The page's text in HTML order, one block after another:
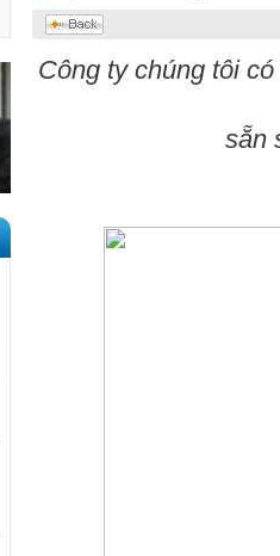
Công ty chúng tôi
sẵn